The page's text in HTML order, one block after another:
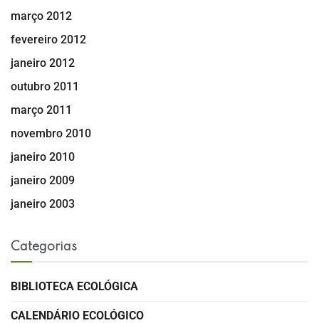
março 2012
fevereiro 2012
janeiro 2012
outubro 2011
março 2011
novembro 2010
janeiro 2010
janeiro 2009
janeiro 2003
Categorias
BIBLIOTECA ECOLÓGICA
CALENDÁRIO ECOLÓGICO